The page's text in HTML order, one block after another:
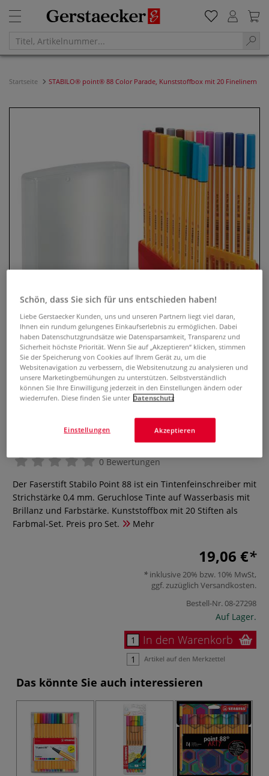
Startseite STABILO® point® 88 Color Parade, Kunststoffbox mit 20 Finelinern
STABILO® point® 88 Color
Parade, Kunststoffbox mit 20
Finelinern
0 Bewertungen
Der Faserstift Stabilo Point 88 ist ein Tintenfeinschreiber mit
Strichstärke 0,4 mm. Geruchlose Tinte auf Wasserbasis mit
Brillanz und Farbstärke. Kunststoffbox mit 20 Stiften als
Farbmal-Set. Preis pro Set.
Mehr
19,06 €
inklusive 20% bzw. 10% MwSt,
ggf. zuzüglich Versandkosten.
Bestell-Nr.08-27298
Auf Lager.
In den Warenkorb
Artikel auf den Merkzettel
Das könnte Sie auch interessieren
Schön, dass Sie sich für uns entschieden haben!
Liebe Gerstaecker Kunden, uns und unseren Partnern liegt viel daran,
Ihnen ein rundum gelungenes Einkaufserlebnis zu ermöglichen. Dabei
haben Datenschutzgrundsätze wie Datensparsamkeit, Transparenz und
Sicherheit höchste Priorität. Wenn Sie auf „Akzeptieren“ klicken, stimmen
Sie der Speicherung von Cookies auf Ihrem Gerät zu, um die
Websitenavigation zu verbessern, die Websitenutzung zu analysieren und
unsere Marketingbemühungen zu unterstützen. Selbstverständlich
können Sie Ihre Einwilligung jederzeit in den Einstellungen ändern oder
wiederrufen. Diese finden Sie unter Datenschutz
Akzeptieren
Einstellungen